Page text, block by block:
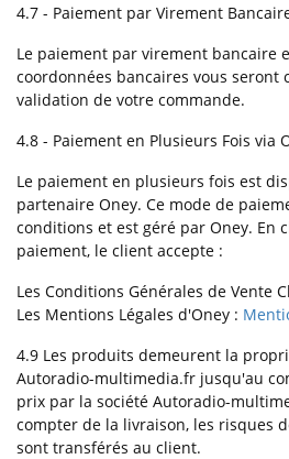
4.7 - Paiement par Virement
Le paiement par virement bancaire
coordonnées bancaires vous seront
validation de votre commande.
4.8 - Paiement en Plusieurs Fois via
Le paiement en plusieurs fois est
partenaire Oney. Ce mode de
conditions et est géré par Oney. En
paiement, le client accepte :
Les Conditions Générales de Vente
Les Mentions Légales d'Oney :
4.9 Les produits demeurent la
Autoradio-multimedia.fr jusqu'au
prix par la société Autoradio-
compter de la livraison, les risques
sont transférés au client.